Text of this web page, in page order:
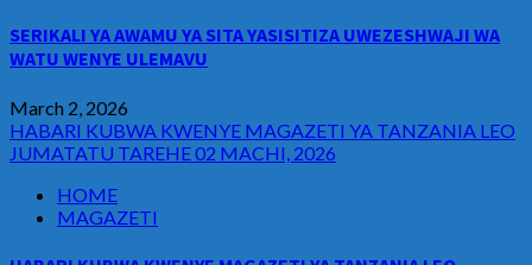
SERIKALI YA AWAMU YA SITA YASISITIZA UWEZESHWAJI WA
WATU WENYE ULEMAVU
March 2, 2026
HABARI KUBWA KWENYE MAGAZETI YA TANZANIA LEO
JUMATATU TAREHE 02 MACHI, 2026
HOME
MAGAZETI